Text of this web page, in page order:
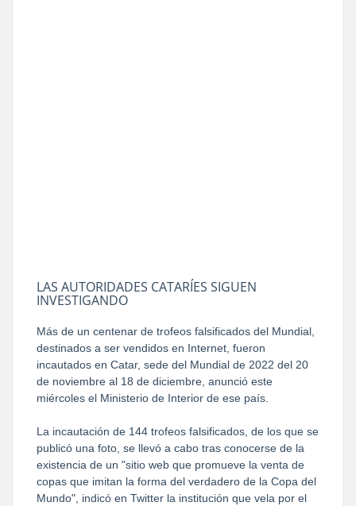
LAS AUTORIDADES CATARÍES SIGUEN
INVESTIGANDO
Más de un centenar de trofeos falsificados del Mundial,
destinados a ser vendidos en Internet, fueron
incautados en Catar, sede del Mundial de 2022 del 20
de noviembre al 18 de diciembre, anunció este
miércoles el Ministerio de Interior de ese país.
La incautación de 144 trofeos falsificados, de los que se
publicó una foto, se llevó a cabo tras conocerse de la
existencia de un "sitio web que promueve la venta de
copas que imitan la forma del verdadero de la Copa del
Mundo", indicó en Twitter la institución que vela por el